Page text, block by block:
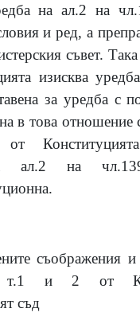
на ал.2 на
и ред, а
съвет. Така
изисква
за уредба с
в това отношение
Конституцията
на ал.2 на
съображения и
т.1 и 2 от
съд